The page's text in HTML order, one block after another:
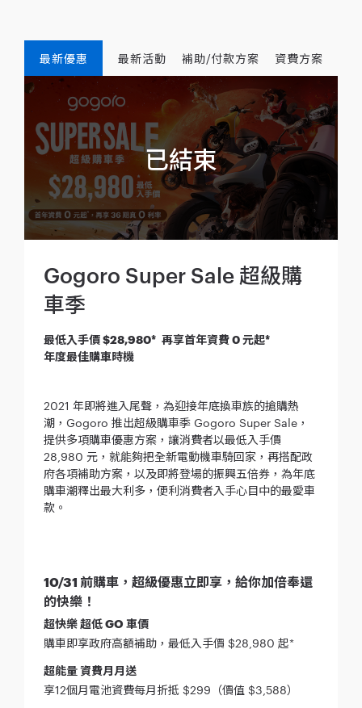
最新優惠 最新活動 補助/付款方案 資費方案
Gogoro Super Sale 超級購
車季
最低入手價 $28,980* 再享首年資費 0 元起*
年度最佳購車時機
2021 年即將進入尾聲，為迎接年底換車族的搶購熱
潮，Gogoro 推出超級購車季 Gogoro Super Sale，
提供多項購車優惠方案，讓消費者以最低入手價
28,980 元，就能夠把全新電動機車騎回家，再搭配政
府各項補助方案，以及即將登場的振興五倍券，為年底
購車潮釋出最大利多，便利消費者入手心目中的最愛車
款。
10/31 前購車，超級優惠立即享，給你加倍奉還
的快樂！
超快樂 超低 GO 車價
購車即享政府高額補助，最低入手價 $28,980 起*
超能量 資費月月送
享12個月電池資費每月折抵 $299（價值 $3,588）